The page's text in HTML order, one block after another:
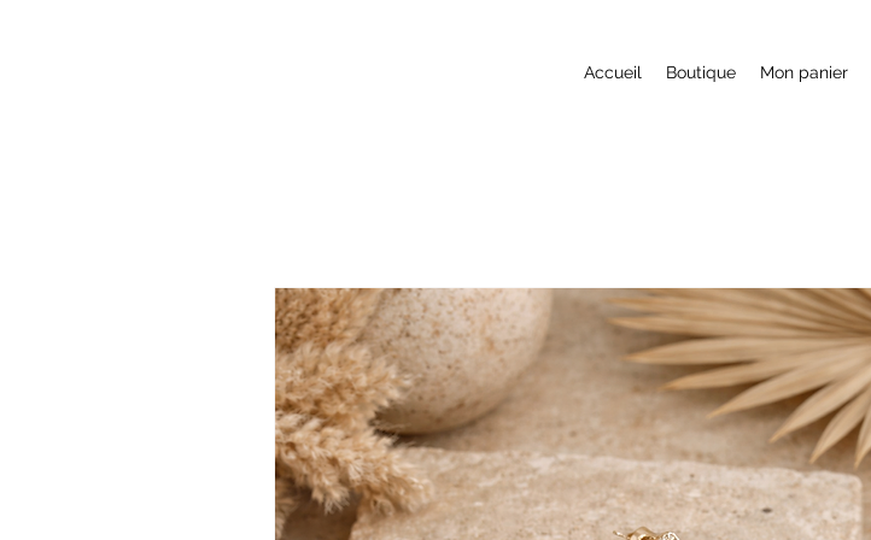
Accueil Boutique Mon panier